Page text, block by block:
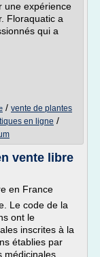
une expérience
Floraquatic a
qui a
/ vente de plantes
en ligne /
vente libre
en France
Le code de la
ont le
inscrites à la
établies par
médicinales